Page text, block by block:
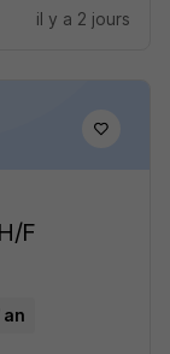
il y a 2 jours
F